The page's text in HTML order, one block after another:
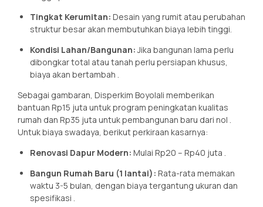
Tingkat Kerumitan: Desain yang rumit atau perubahan
struktur besar akan membutuhkan biaya lebih tinggi.
Kondisi Lahan/Bangunan:Jika bangunan lama perlu
dibongkar total atau tanah perlu persiapan khusus,
biaya akan bertambah
Sebagai gambaran, Disperkim Boyolali memberikan
bantuan Rp15 juta untuk program peningkatan kualitas
rumah dan Rp35 juta untuk pembangunan baru dari nol
Untuk biaya swadaya, berikut perkiraan kasarnya:
Renovasi Dapur Modern: Mulai Rp20 – Rp40 juta
Bangun Rumah Baru (1 lantai): Rata-rata memakan
waktu 3-5 bulan, dengan biaya tergantung ukuran dan
spesifikasi